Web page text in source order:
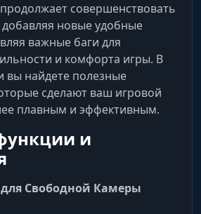
совершенствовать
добавляя новые удобные
важные баги для
и комфорта игры. В
вы найдете полезные
сделают ваш игровой
плавным и эффективным.
и
Свободной Камеры